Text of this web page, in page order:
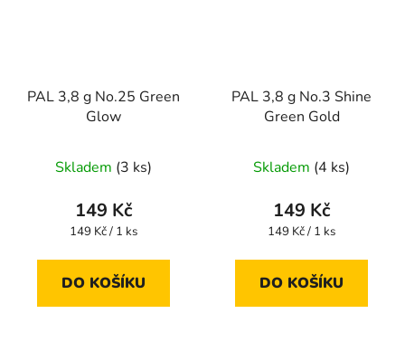
PAL 3,8 g No.25 Green
Glow
Skladem (3 ks)
149 Kč
Měrná
149 Kč / 1 ks
DO KOŠÍKU
PAL 3,8 g No.3 Shine
Green Gold
Skladem (4 ks)
149 Kč
Měrná
149 Kč / 1 ks
DO KOŠÍKU